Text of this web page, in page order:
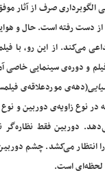
الگوبرداری صرف از آثار
از دست رفته است. حال و
می‌کند. از این رو، با
و دوره‌ی سینمایی خاصی
(دهه‌ی مورد‌علاقه‌ی
در نوع زاویه‌ی دوربین و
دوربین فقط
انتظار می‌کشد. چشم
لحظه‌ای است.